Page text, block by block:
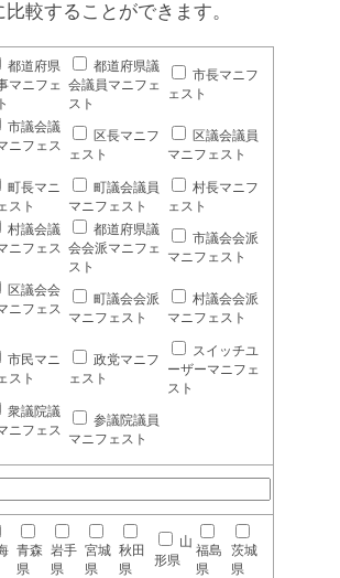
比較することができます。
都道府県
マニフェ
都道府県議
会議員マニフェ
スト
市長マニフ
ェスト
市議会議
ニフェス
区長マニフ
ェスト
区議会議員
マニフェスト
町長マニ
スト
町議会議員
マニフェスト
村長マニフ
ェスト
村議会議
ニフェス
都道府県議
会会派マニフェ
スト
市議会会派
マニフェスト
区議会会
ニフェス
町議会会派
マニフェスト
村議会会派
マニフェスト
市民マニ
スト
政党マニフ
ェスト
スイッチユ
ーザーマニフェ
スト
衆議院議
ニフェス
参議院議員
マニフェスト
青森
県
岩手
県
宮城
県
秋田
県
山
形県
福島
県
茨城
県